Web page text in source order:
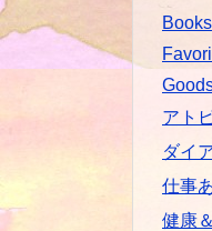
Books
アト
ダイ
仕事
健康